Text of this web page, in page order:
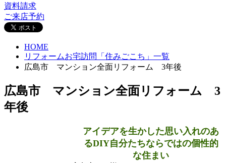
資料請求
ご来店予約
HOME
リフォームお宅訪問「住みごこち」一覧
広島市 マンション全面リフォーム 3年後
広島市 マンション全面リフォーム 3
年後
アイデアを生かした思い入れのあ
るDIY自分たちならではの個性的
な住まい